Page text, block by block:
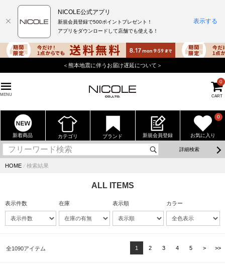
＜熊本地震に伴うお届け遅延について＞
MENU CART
0
新着商品 カテゴリ ブランド 新規会員登録 お気に入り
0
詳細検索
HOME ⁄ 検索結果
ALL ITEMS
表示件数 在庫 表示順 カラー
全1090アイテム 1 2 3 4 5 > >>
NICOLE公式アプリ
新規会員登録で500ポイントプレゼント！
アプリをダウンロードして店舗でも使える！
表示する